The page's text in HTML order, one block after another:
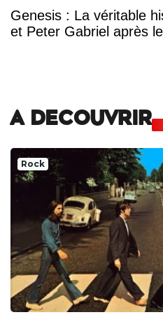
Genesis : La véritable
et Peter Gabriel après
A DECOUVRIR
Rock